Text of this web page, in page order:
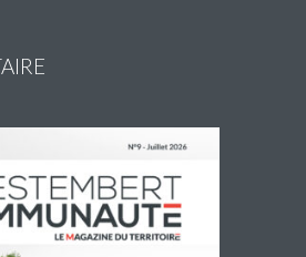
: Ouverture des
de septembre à
aux accueils de loisirs de
période de septembre à